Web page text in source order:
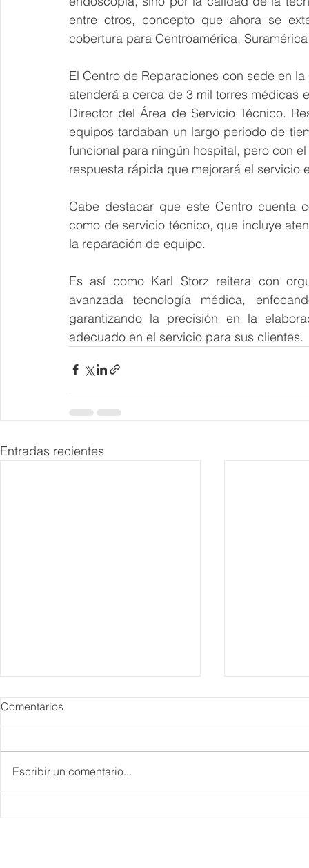
entre otros, concepto que ahora se
cobertura para Centroamérica,
El Centro de Reparaciones con sede en
atenderá a cerca de 3 mil torres médicas
Director del Área de Servicio Técnico.
equipos tardaban un largo periodo de
funcional para ningún hospital, pero con
respuesta rápida que mejorará el servicio
Cabe destacar que este Centro cuenta
como de servicio técnico, que incluye
la reparación de equipo.
Es así como Karl Storz reitera con
avanzada tecnología médica,
garantizando la precisión en la
adecuado en el servicio para sus clientes.
Entradas recientes
Comentarios
Escribir un comentario...